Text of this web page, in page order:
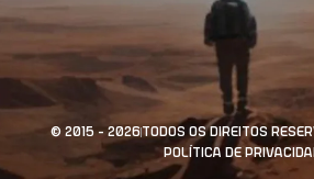
© 2015 - 2026todos os direitos
política de